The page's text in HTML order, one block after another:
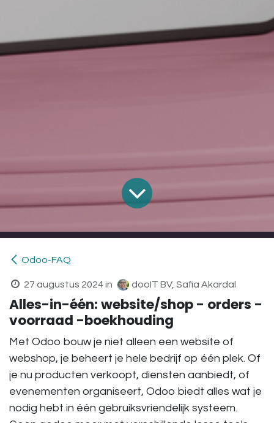
Odoo-FAQ
27 augustus 2024 in dooIT BV, Safia Akardal
Alles-in-één: website/shop - orders -
voorraad -boekhouding
Met Odoo bouw je niet alleen een website of
webshop, je beheert je hele bedrijf op één plek. Of
je nu producten verkoopt, diensten aanbiedt, of
evenementen organiseert, Odoo biedt alles wat je
nodig hebt in één gebruiksvriendelijk systeem.